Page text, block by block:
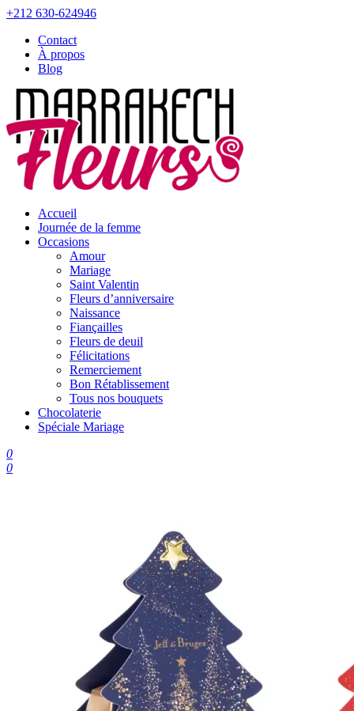
+212 630-624946
Contact
À propos
Blog
Accueil
Journée de la femme
Occasions
Amour
Mariage
Saint Valentin
Fleurs d’anniversaire
Naissance
Fiançailles
Fleurs de deuil
Félicitations
Remerciement
Bon Rétablissement
Tous nos bouquets
Chocolaterie
Spéciale Mariage
0
0